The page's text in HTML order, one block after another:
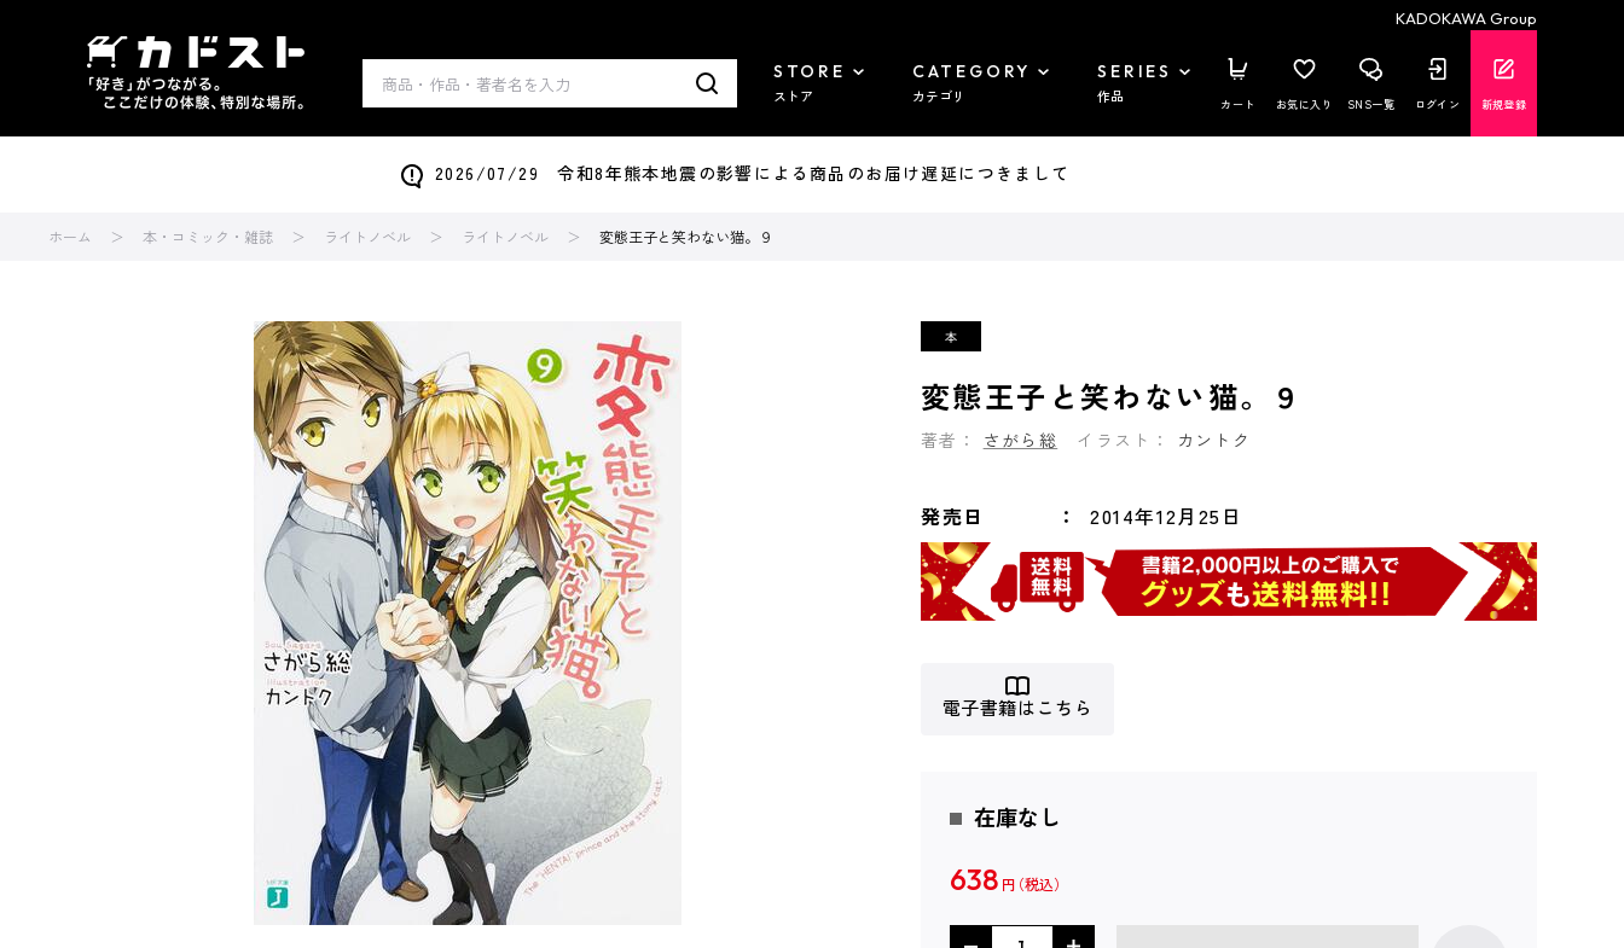
KADOKAWA Group
STORE
ストア
CATEGORY
カテゴリ
SERIES
作品 カート お気に入り SNS一覧 ログイン 新規登録
2026/07/29 令和8年熊本地震の影響による商品のお届け遅延につきまして
ホーム 本・コミック・雑誌 ライトノベル ライトノベル 変態王子と笑わない猫。９
変態王子と笑わない猫。９
著者： さがら総 イラスト： カントク
発売日 2014年12月25日
電子書籍はこちら
在庫なし
638 円